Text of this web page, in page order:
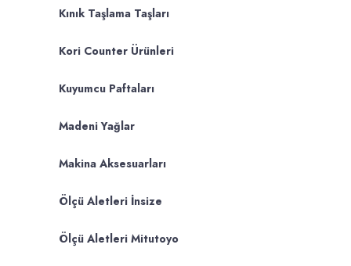
Kınık Taşlama Taşları
Kori Counter Ürünleri
Kuyumcu Paftaları
Madeni Yağlar
Makina Aksesuarları
Ölçü Aletleri İnsize
Ölçü Aletleri Mitutoyo